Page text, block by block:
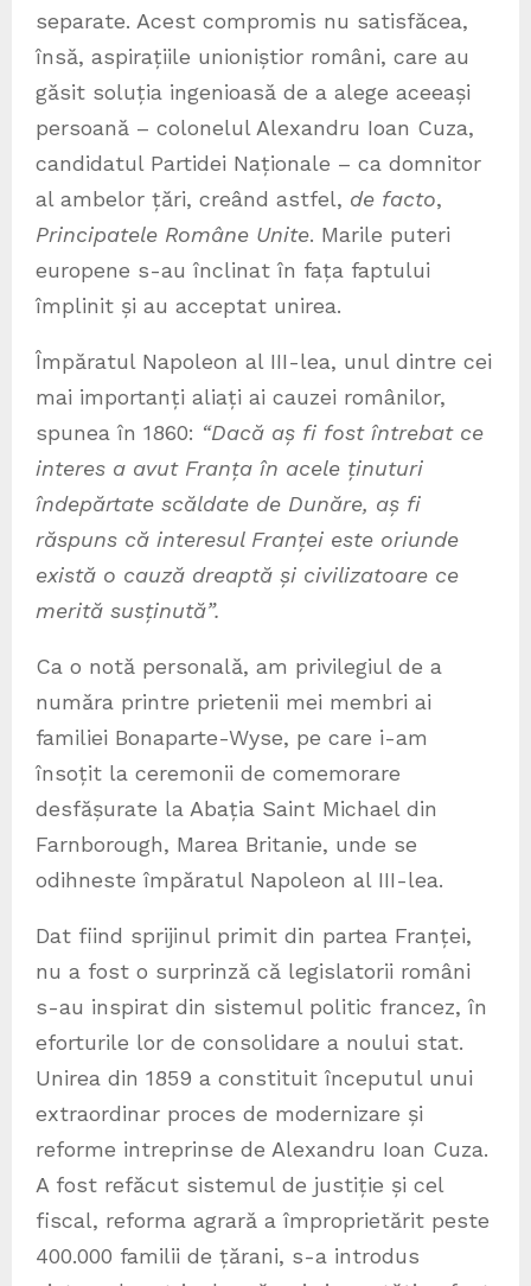
separate. Acest compromis nu satisfăcea,
însă, aspirațiile unioniștior români, care au
găsit soluția ingenioasă de a alege aceeași
persoană – colonelul Alexandru Ioan Cuza,
candidatul Partidei Naționale – ca domnitor
al ambelor țări, creând astfel, de facto,
Principatele Române Unite. Marile puteri
europene s-au înclinat în fața faptului
împlinit și au acceptat unirea.
Împăratul Napoleon al III-lea, unul dintre cei
mai importanți aliați ai cauzei românilor,
spunea în 1860: “Dacă aș fi fost întrebat ce
interes a avut Franța în acele ținuturi
îndepărtate scăldate de Dunăre, aș fi
răspuns că interesul Franței este oriunde
există o cauză dreaptă și civilizatoare ce
merită susținută”.
Ca o notă personală, am privilegiul de a
număra printre prietenii mei membri ai
familiei Bonaparte-Wyse, pe care i-am
însoțit la ceremonii de comemorare
desfășurate la Abația Saint Michael din
Farnborough, Marea Britanie, unde se
odihneste împăratul Napoleon al III-lea.
Dat fiind sprijinul primit din partea Franței,
nu a fost o surprinză că legislatorii români
s-au inspirat din sistemul politic francez, în
eforturile lor de consolidare a noului stat.
Unirea din 1859 a constituit începutul unui
extraordinar proces de modernizare și
reforme intreprinse de Alexandru Ioan Cuza.
A fost refăcut sistemul de justiție și cel
fiscal, reforma agrară a împroprietărit peste
400.000 familii de țărani, s-a introdus